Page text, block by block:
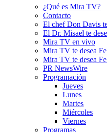
¿Qué es Mira TV?
Contacto
El chef Don Davis
El Dr. Misael te
Mira TV en vivo
Mira TV te desea
Mira TV te desea
PR NewsWire
Programación
Jueves
Lunes
Martes
Miércoles
Viernes
Programas